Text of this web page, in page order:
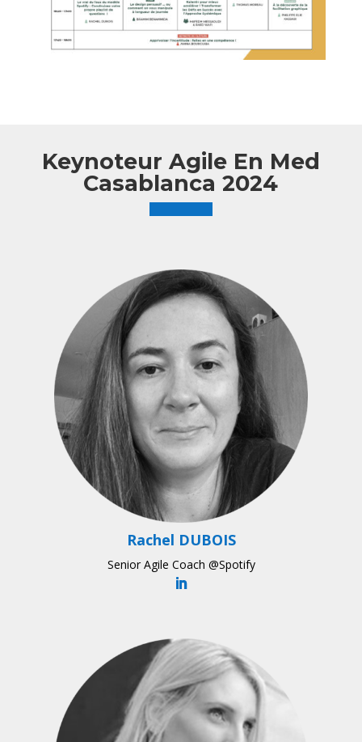
Keynoteur Agile En Med
Casablanca 2024
Rachel DUBOIS
Senior Agile Coach @Spotify